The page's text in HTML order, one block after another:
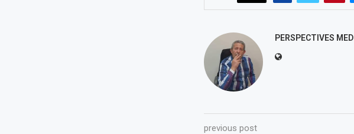
PERSPECTIVES MED
previous post